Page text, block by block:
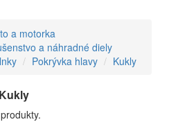
a motorka
a náhradné diely
Pokrývka hlavy Kukly
Kukly